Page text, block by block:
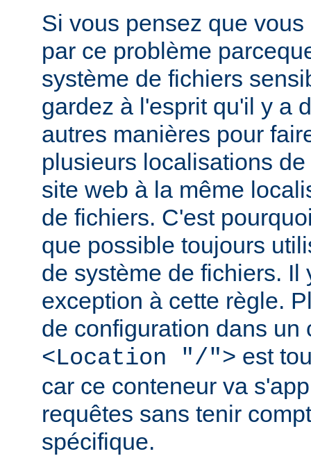
Si vous pensez que
par ce problème
système de fichiers
gardez à l'esprit qu'il y a
autres manières pour
plusieurs localisations
site web à la même
de fichiers. C'est
que possible toujours
de système de fichiers. Il
exception à cette règle.
de configuration dans un
<Location "/"> est
car ce conteneur va
requêtes sans tenir
spécifique.